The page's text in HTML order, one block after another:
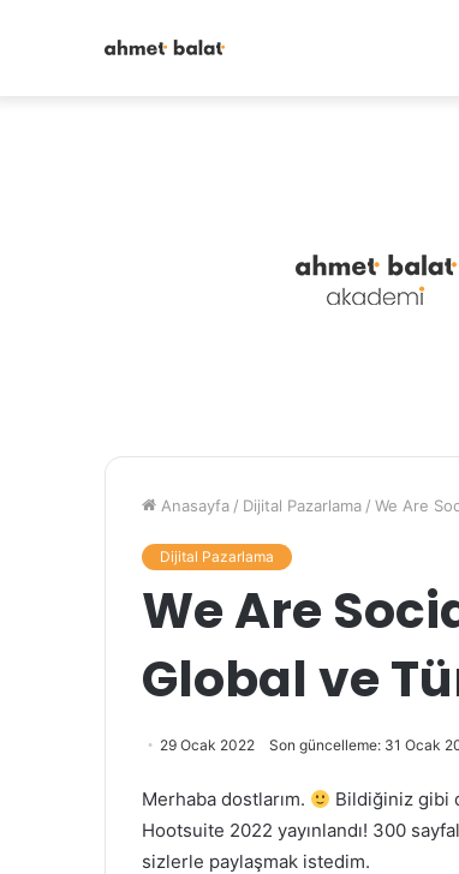
Anasayfa / Dijital Pazarlama / We Are
Dijital Pazarlama
We Are
Global ve
29 Ocak 2022 Son güncelleme: 31 Ocak
Merhaba dostlarım.
Bildiğiniz gibi
Hootsuite 2022 yayınlandı! 300
sizlerle paylaşmak istedim.